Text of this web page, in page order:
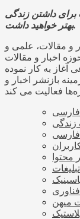
برای داشتن زندگی
بهتر خواهید داشت.
و مقالات، علمی و
در حوزه اخبار و مقالات
آغاز به کار نموده
بازنشر اخبار و
زندگی
فارسی
محتوا
تبلیغات
فناوری
میهن